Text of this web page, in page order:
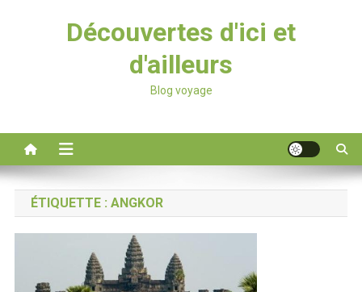
Découvertes d'ici et
d'ailleurs
Blog voyage
ÉTIQUETTE : ANGKOR